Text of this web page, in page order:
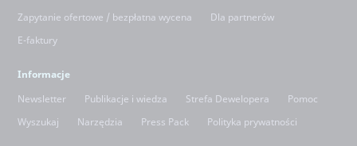
Zapytanie ofertowe / bezpłatna wycena
Dla partnerów
E-faktury
Informacje
Newsletter
Publikacje i wiedza Strefa Dewelopera
Pomoc
Wyszukaj
Narzędzia Press Pack Polityka prywatności